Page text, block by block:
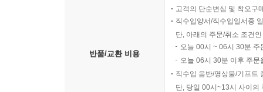
반품/교환 비용
고객의 단순변심 및 착오구
직수입양서/직수입일서중
단, 아래의 주문/취소 조건
오늘 00시 ~ 06시 30분
오늘 06시 30분 이후 주
직수입 음반/영상물/기프트
단, 당일 00시~13시 사이의